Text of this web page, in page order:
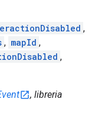
,
, mapId ,
,
, libreria